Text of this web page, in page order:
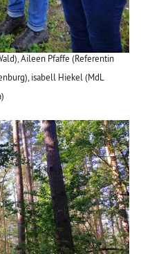
Aileen Pfaffe (Referentin
isabell Hiekel (MdL